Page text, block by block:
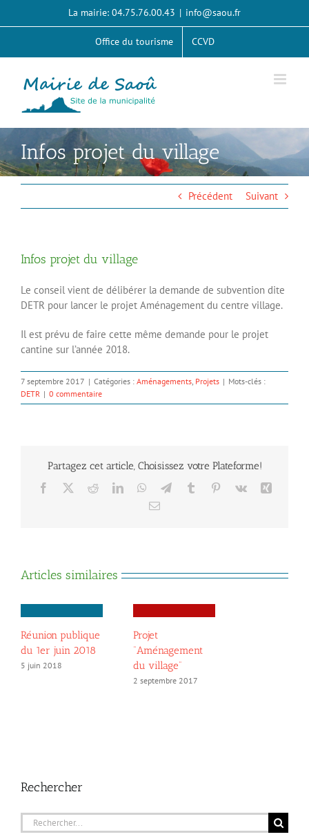
La mairie: 04.75.76.00.43 | info@saou.fr
Office du tourisme CCVD
Infos projet du village
Précédent Suivant
Infos projet du village
Le conseil vient de délibérer la demande de subvention dite
DETR pour lancer le projet Aménagement du centre village.
Il est prévu de faire cette même demande pour le projet
cantine sur l’année 2018.
7 septembre 2017 | Catégories : Aménagements Projets | Mots-clés :
DETR | 0 commentaire
Partagez cet article, Choisissez votre Plateforme!
Facebook RedditLinkedInWhatsApp
TelegramTumblr Pinterest
Vk
Email
Articles similaires
Réunion publique
du 1er juin 2018
5 juin 2018
Projet
“Aménagement
du village”
2 septembre 2017
Rechercher
Rechercher: